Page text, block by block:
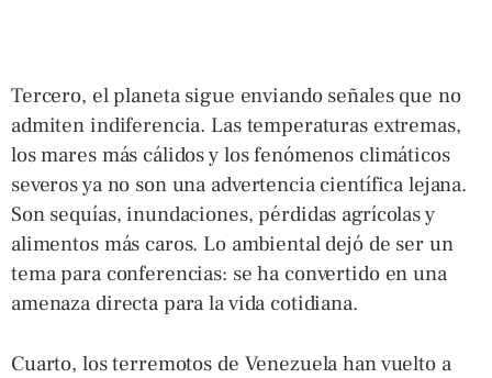
Tercero, el planeta sigue enviando señales que no
admiten indiferencia. Las temperaturas extremas,
los mares más cálidos y los fenómenos climáticos
severos ya no son una advertencia científica lejana.
Son sequías, inundaciones, pérdidas agrícolas y
alimentos más caros. Lo ambiental dejó de ser un
tema para conferencias: se ha convertido en una
amenaza directa para la vida cotidiana.
Cuarto, los terremotos de Venezuela han vuelto a